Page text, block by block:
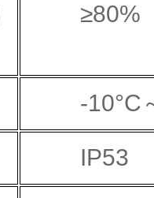
≥80%
-10°C
IP53